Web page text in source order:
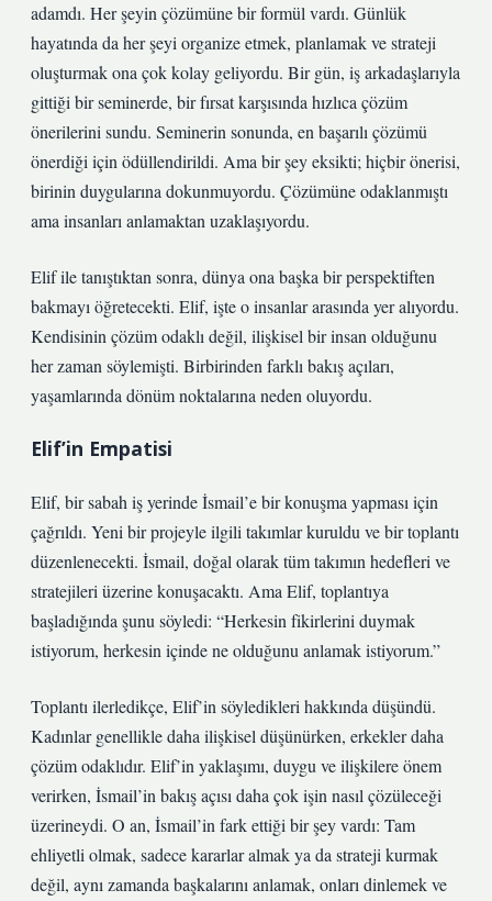
adamdı. Her şeyin çözümüne bir formül vardı. Günlük
hayatında da her şeyi organize etmek, planlamak ve strateji
oluşturmak ona çok kolay geliyordu. Bir gün, iş arkadaşlarıyla
gittiği bir seminerde, bir fırsat karşısında hızlıca çözüm
önerilerini sundu. Seminerin sonunda, en başarılı çözümü
önerdiği için ödüllendirildi. Ama bir şey eksikti; hiçbir önerisi,
birinin duygularına dokunmuyordu. Çözümüne odaklanmıştı
ama insanları anlamaktan uzaklaşıyordu.
Elif ile tanıştıktan sonra, dünya ona başka bir perspektiften
bakmayı öğretecekti. Elif, işte o insanlar arasında yer alıyordu.
Kendisinin çözüm odaklı değil, ilişkisel bir insan olduğunu
her zaman söylemişti. Birbirinden farklı bakış açıları,
yaşamlarında dönüm noktalarına neden oluyordu.
Elif’in Empatisi
Elif, bir sabah iş yerinde İsmail’e bir konuşma yapması için
çağrıldı. Yeni bir projeyle ilgili takımlar kuruldu ve bir toplantı
düzenlenecekti. İsmail, doğal olarak tüm takımın hedefleri ve
stratejileri üzerine konuşacaktı. Ama Elif, toplantıya
başladığında şunu söyledi: “Herkesin fikirlerini duymak
istiyorum, herkesin içinde ne olduğunu anlamak istiyorum.”
Toplantı ilerledikçe, Elif’in söyledikleri hakkında düşündü.
Kadınlar genellikle daha ilişkisel düşünürken, erkekler daha
çözüm odaklıdır. Elif’in yaklaşımı, duygu ve ilişkilere önem
verirken, İsmail’in bakış açısı daha çok işin nasıl çözüleceği
üzerineydi. O an, İsmail’in fark ettiği bir şey vardı: Tam
ehliyetli olmak, sadece kararlar almak ya da strateji kurmak
değil, aynı zamanda başkalarını anlamak, onları dinlemek ve